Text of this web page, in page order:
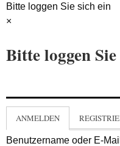
Bitte loggen Sie sich ein
×
Bitte loggen
ANMELDEN
Benutzername oder E-